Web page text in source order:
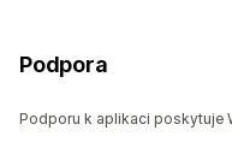
Podpora
Podporu k aplikaci poskytuje